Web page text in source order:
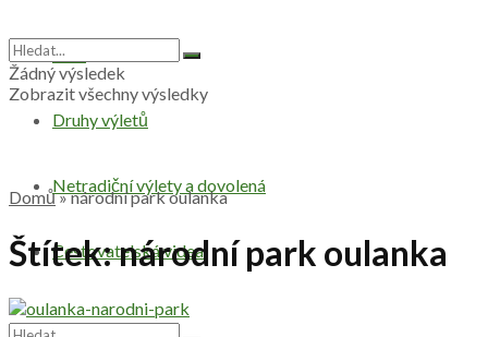
Svět
Druhy výletů
Netradiční výlety a dovolená
Cestovatelská videa
Žádný výsledek
Zobrazit všechny výsledky
Domů»národní park oulanka
Štítek:národní park oulanka